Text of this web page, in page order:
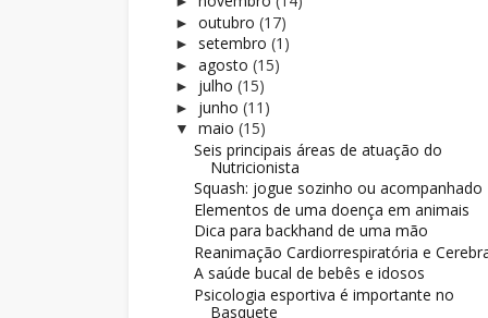
► outubro (17)
► setembro (1)
► agosto (15)
► julho (15)
► junho (11)
▼ maio (15)
Seis principais áreas de atuação do
Nutricionista
Squash: jogue sozinho ou acompanhado
Elementos de uma doença em animais
Dica para backhand de uma mão
Reanimação Cardiorrespiratória e
A saúde bucal de bebês e idosos
Psicologia esportiva é importante no
Basquete